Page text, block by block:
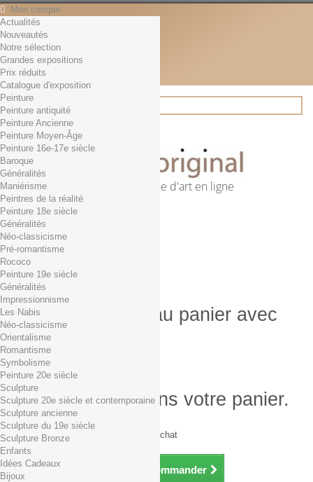
Mon compte
Contact
Français
English
Français
Actualités
Rechercher
Première librairie d'art en ligne
Panier (vide)
Aucun produit
0,01€ dès 29€ d'achat
0,00 € Total
Commander
Produit ajouté au panier avec
succès
Quantité
Total
Il y a 1 produit dans votre panier.
Total produits TTC
Frais de port TTC
0,01€ dès 29€ d'achat
Total TTC
Continuer mes achats Commander
Actualités
Nouveautés
Notre sélection
Grandes expositions
Prix réduits
Catalogue d'exposition
Peinture
Peinture antiquité
Peinture Ancienne
Peinture Moyen-Âge
Peinture 16e-17e siècle
Baroque
Généralités
Maniérisme
Peintres de la réalité
Peinture 18e siècle
Généralités
Néo-classicisme
Pré-romantisme
Rococo
Peinture 19e siècle
Généralités
Impressionnisme
Les Nabis
Néo-classicisme
Orientalisme
Romantisme
Symbolisme
Peinture 20e siècle
Sculpture
Sculpture 20e siècle et contemporaine
Sculpture ancienne
Sculpture du 19e siècle
Sculpture Bronze
Enfants
Idées Cadeaux
Bijoux